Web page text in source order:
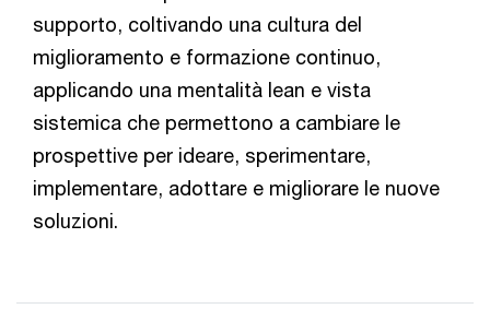
supporto, coltivando una cultura del
miglioramento e formazione continuo,
applicando una mentalità lean e vista
sistemica che permettono a cambiare le
prospettive per ideare, sperimentare,
implementare, adottare e migliorare le nuove
soluzioni.